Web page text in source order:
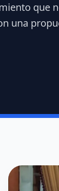
que
una